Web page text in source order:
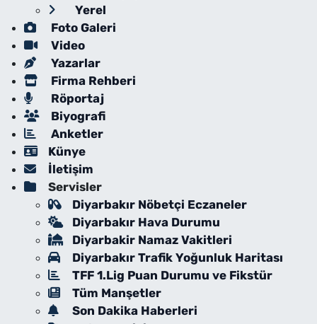
Yerel
Foto Galeri
Video
Yazarlar
Firma Rehberi
Röportaj
Biyografi
Anketler
Künye
İletişim
Servisler
Diyarbakır Nöbetçi Eczaneler
Diyarbakır Hava Durumu
Diyarbakir Namaz Vakitleri
Diyarbakır Trafik Yoğunluk Haritası
TFF 1.Lig Puan Durumu ve Fikstür
Tüm Manşetler
Son Dakika Haberleri